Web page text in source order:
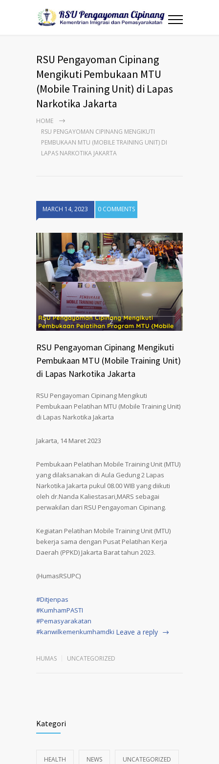
RSU Pengayoman Cipinang
Mengikuti Pembukaan MTU
(Mobile Training Unit) di Lapas
Narkotika Jakarta
HOME
RSU PENGAYOMAN CIPINANG MENGIKUTI
PEMBUKAAN MTU (MOBILE TRAINING UNIT) DI
LAPAS NARKOTIKA JAKARTA
MARCH 14, 2023 0 COMMENTS
1 2
RSU Pengayoman Cipinang Mengikuti
Pembukaan MTU (Mobile Training Unit)
di Lapas Narkotika Jakarta
RSU Pengayoman Cipinang Mengikuti
Pembukaan Pelatihan MTU (Mobile Training Unit)
di Lapas Narkotika Jakarta
Jakarta, 14 Maret 2023
Pembukaan Pelatihan Mobile Training Unit (MTU)
yang dilaksanakan di Aula Gedung 2 Lapas
Narkotika Jakarta pukul 08.00 WIB yang diikuti
oleh dr.Nanda Kaliestasari,MARS sebagai
perwakilan dari RSU Pengayoman Cipinang.
Kegiatan Pelatihan Mobile Training Unit (MTU)
bekerja sama dengan Pusat Pelatihan Kerja
Daerah (PPKD) Jakarta Barat tahun 2023.
(HumasRSUPC)
#Ditjenpas
#KumhamPASTI
#Pemasyarakatan
#kanwilkemenkumhamdki Leave a reply
HUMAS UNCATEGORIZED
Kategori
HEALTH NEWS UNCATEGORIZED